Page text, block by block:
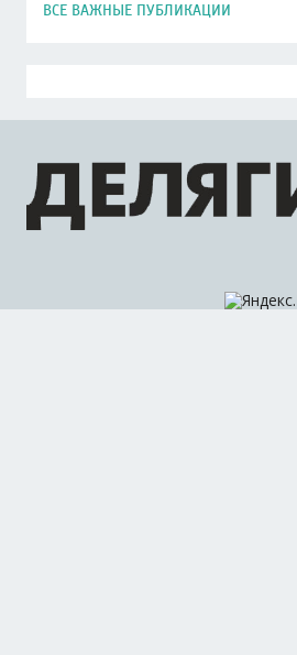
ВСЕ ВАЖНЫЕ ПУБЛИКАЦИИ